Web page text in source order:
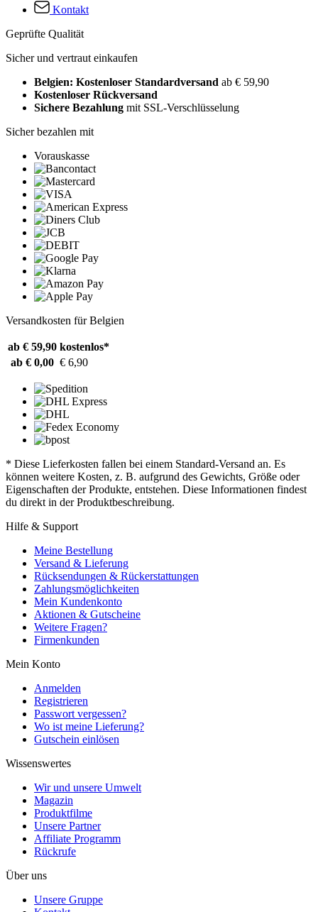
Kontakt
Geprüfte Qualität
Sicher und vertraut einkaufen
Belgien: Kostenloser Standardversand ab € 59,90
Kostenloser Rückversand
Sichere Bezahlung mit SSL-Verschlüsselung
Sicher bezahlen mit
Vorauskasse
Versandkosten für Belgien
ab € 59,90 kostenlos*
ab € 0,00 € 6,90
* Diese Lieferkosten fallen bei einem Standard-Versand an. Es
können weitere Kosten, z. B. aufgrund des Gewichts, Größe oder
Eigenschaften der Produkte, entstehen. Diese Informationen findest
du direkt in der Produktbeschreibung.
Hilfe & Support
Meine Bestellung
Versand & Lieferung
Rücksendungen & Rückerstattungen
Zahlungsmöglichkeiten
Mein Kundenkonto
Aktionen & Gutscheine
Weitere Fragen?
Firmenkunden
Mein Konto
Anmelden
Registrieren
Passwort vergessen?
Wo ist meine Lieferung?
Gutschein einlösen
Wissenswertes
Wir und unsere Umwelt
Magazin
Produktfilme
Unsere Partner
Affiliate Programm
Rückrufe
Über uns
Unsere Gruppe